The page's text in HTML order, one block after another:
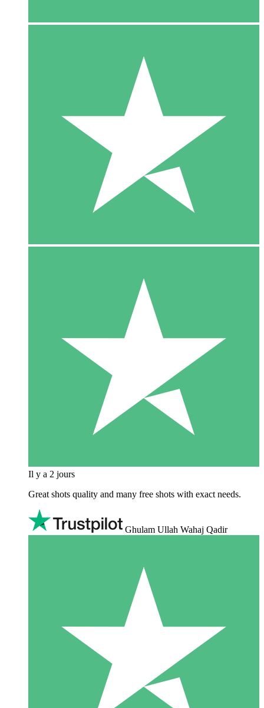
Il y a 2 jours
Great shots quality and many free shots with exact needs.
Ghulam Ullah Wahaj Qadir